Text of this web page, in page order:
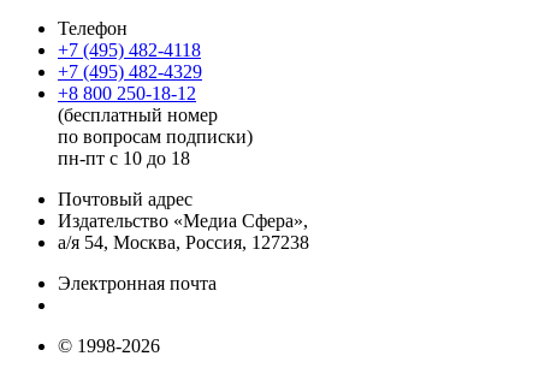
Телефон
+7 (495) 482-4118
+7 (495) 482-4329
+8 800 250-18-12
(бесплатный номер
по вопросам подписки)
пн-пт с 10 до 18
Почтовый адрес
Издательство «Медиа Сфера»,
а/я 54, Москва, Россия, 127238
Электронная почта
© 1998-2026